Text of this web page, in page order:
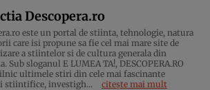
Descopera.ro
este un portal de stiinta, tehnologie, natura
care isi propune sa fie cel mai mare site de
a stiintelor si de cultura generala din
Sub sloganul E LUMEA TA!, DESCOPERA.RO
ultimele stiri din cele mai fascinante
stiintifice, investigh...
citește mai mult